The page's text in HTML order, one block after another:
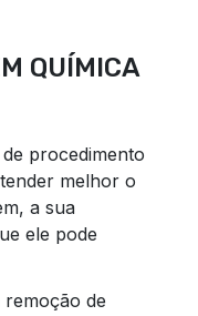
QUÍMICA
procedimento
melhor o
a sua
ele pode
remoção de